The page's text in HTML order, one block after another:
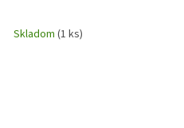
Skladom (1 ks)